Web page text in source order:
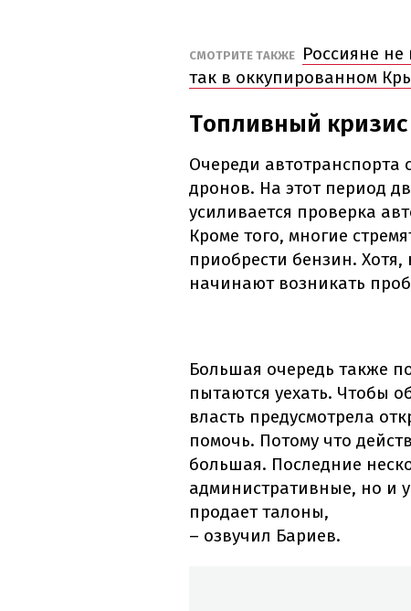
СМОТРИТЕ ТАКЖЕ
Россияне
так в оккупированном
Топливный кризис
Очереди автотранспорта
дронов. На этот период
усиливается проверка
Кроме того, многие
приобрести бензин.
начинают возникать
Большая очередь также
пытаются уехать. Чтобы
власть предусмотрела
помочь. Потому что
большая. Последние
административные, но и
продает талоны,
– озвучил Бариев.